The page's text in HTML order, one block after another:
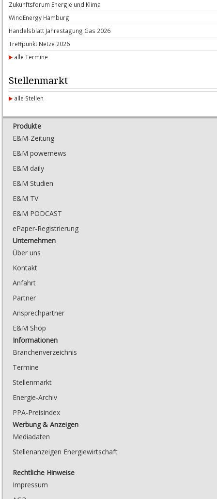
Zu­kunfts­forum En­er­gie und Kli­ma
Wind­E­n­er­gy Ham­burg
Han­dels­blatt Jah­res­ta­gung Gas 2026
Treff­punkt Net­ze 2026
alle Termine
Stellenmarkt
alle Stellen
Produkte
E&M-Zeitung
E&M powernews
E&M daily
E&M Studien
E&M TV
E&M PODCAST
ePaper-Registrierung
Unternehmen
Über uns
Kontakt
Anfahrt
Partner
Ansprechpartner
E&M Shop
Informationen
Branchenverzeichnis
Termine
Stellenmarkt
Energie-Archiv
PPA-Preisindex
Werbung & Anzeigen
Mediadaten
Stellenanzeigen Energiewirtschaft
Rechtliche Hinweise
Impressum